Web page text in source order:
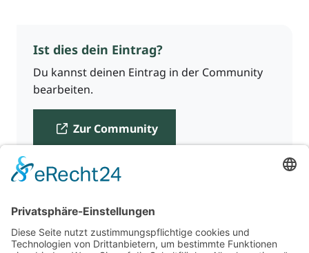
Ist dies dein Eintrag?
Du kannst deinen Eintrag in der Community
bearbeiten.
Zur Community
Für Beratende